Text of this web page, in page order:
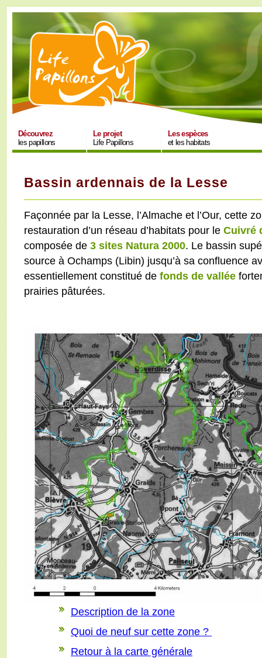
Découvrez
les papillons
Le projet
Life Papillons
Les espèces
et les habitats
Bassin ardennais de la Lesse
Façonnée par la Lesse, l’Almache et l’Our, cette
restauration d’un réseau d’habitats pour le Cuivré
composée de 3 sites Natura 2000. Le bassin
source à Ochamps (Libin) jusqu’à sa confluence
essentiellement constitué de fonds de vallée
prairies pâturées.
Description de la zone
Quoi de neuf sur cette zone ?
Retour à la carte générale